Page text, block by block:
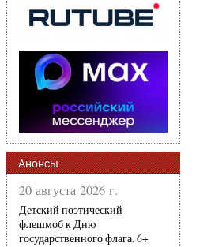
Анонсы
20 августа 2026 г.
Детский поэтический
флешмоб к Дню
государственного флага. 6+